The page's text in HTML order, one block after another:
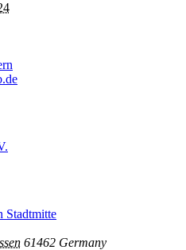
Stadtmitte
61462 Germany